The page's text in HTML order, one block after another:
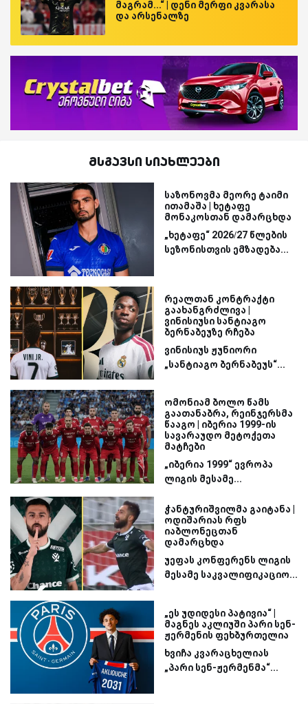
მაგრამ...“ | დენი მერფი კვარასა
და არსენალზე
მსგავსი სიახლეები
საზონოვმა მეორე ტაიმი
ითამაშა | ხეტაფე
მონაკოსთან დამარცხდა
„ხეტაფე“ 2026/27 წლების
სეზონისთვის ემზადება...
რეალთან კონტრაქტი
გაახანგრძლივა |
ვინისიუსი სანტიაგო
ბერნაბეუზე რჩება
ვინისიუს ჟუნიორი
„სანტიაგო ბერნაბეუს“...
ომონიამ ბოლო წამს
გაათანაბრა, რეინჯერსმა
წააგო | იბერია 1999-ის
სავარაუდო მეტოქეთა
მატჩები
„იბერია 1999“ ევროპა
ლიგის მესამე...
ჭანტურიშვილმა გაიტანა |
ოდიშარიას რფს
იაბლონეცთან
დამარცხდა
უეფას კონფერენს ლიგის
მესამე საკვალიფიკაციო...
„ეს უდიდესი პატივია“ |
მაგნეს აკლიუში პარი სენ-
ჟერმენის ფეხბურთელია
ხვიჩა კვარაცხელიას
„პარი სენ-ჟერმენმა“...